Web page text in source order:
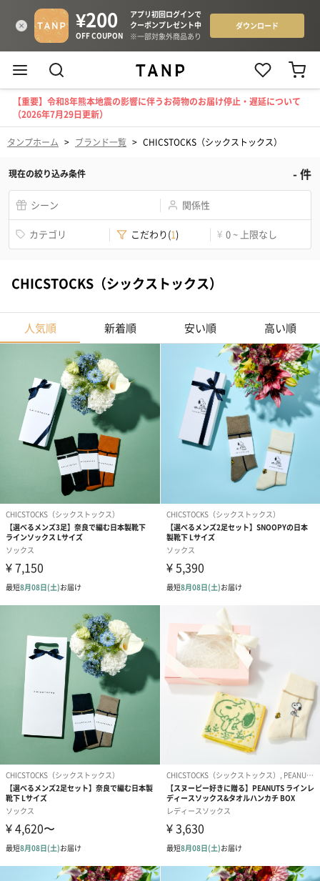
【重要】令和8年熊本地震の影響に伴うお荷物のお届け停止・遅延について
（2026年7月29日更新）
タンプホーム > ブランド一覧 > CHICSTOCKS（シックストックス）
現在の絞り込み条件 -件
シーン 関係性
カテゴリ こだわり(1) ¥ 0 ~ 上限なし
CHICSTOCKS（シックストックス）
人気順 新着順 安い順 高い順